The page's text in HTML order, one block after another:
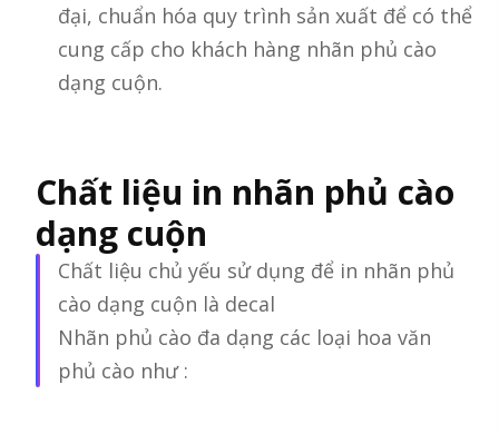
đại, chuẩn hóa quy trình sản xuất để có thể
cung cấp cho khách hàng nhãn phủ cào
dạng cuộn.
Chất liệu in nhãn phủ cào
dạng cuộn
Chất liệu chủ yếu sử dụng để in nhãn phủ
cào dạng cuộn là decal
Nhãn phủ cào đa dạng các loại hoa văn
phủ cào như :